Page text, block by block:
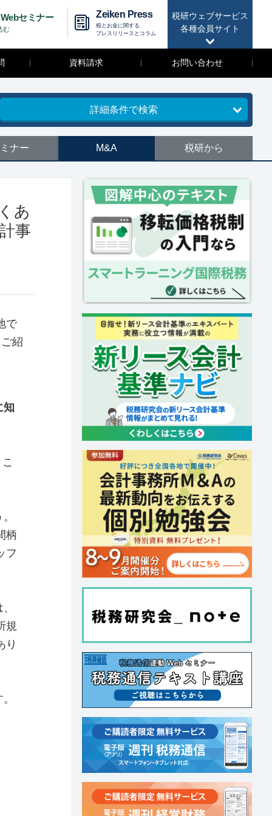
税研ウェブサービス
各種会員サイト
セミナー
む
Zeiken Press
税とお金に関する
プレスリリースとコラム
資料請求 お問い合わせ
詳細条件で検索
ナー M&A 税研から
あ
事
で
紹
知
柄
フ
規
り